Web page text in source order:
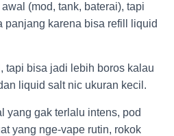
(mod, tank, baterai), tapi
panjang karena bisa refill liquid
tapi bisa jadi lebih boros kalau
liquid salt nic ukuran kecil.
yang gak terlalu intens, pod
yang nge-vape rutin, rokok